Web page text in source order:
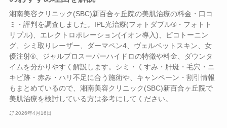
湘南美容クリニック(SBC)新百合ヶ丘院の美肌治療の料金・口コ
ミ・評判を調査しました。IPL光治療(フォトダブル®・フォトト
リプル)、エレクトロポレーション(イオン導入)、ピコトーニン
グ、シミ取りレーザー、ダーマペン4、ヴェルベットスキン、女
優注射®、ジャルプロスーパーハイドロの特徴や料金、ダウンタ
イムを分かりやすく解説します。シミ・くすみ・肝斑・毛穴・ニ
キビ跡・赤み・ハリ不足に合う施術や、キャンペーン・割引情報
もまとめているので、湘南美容クリニック(SBC)新百合ヶ丘院で
美肌治療を検討している方は参考にしてください。
2026年4月16日